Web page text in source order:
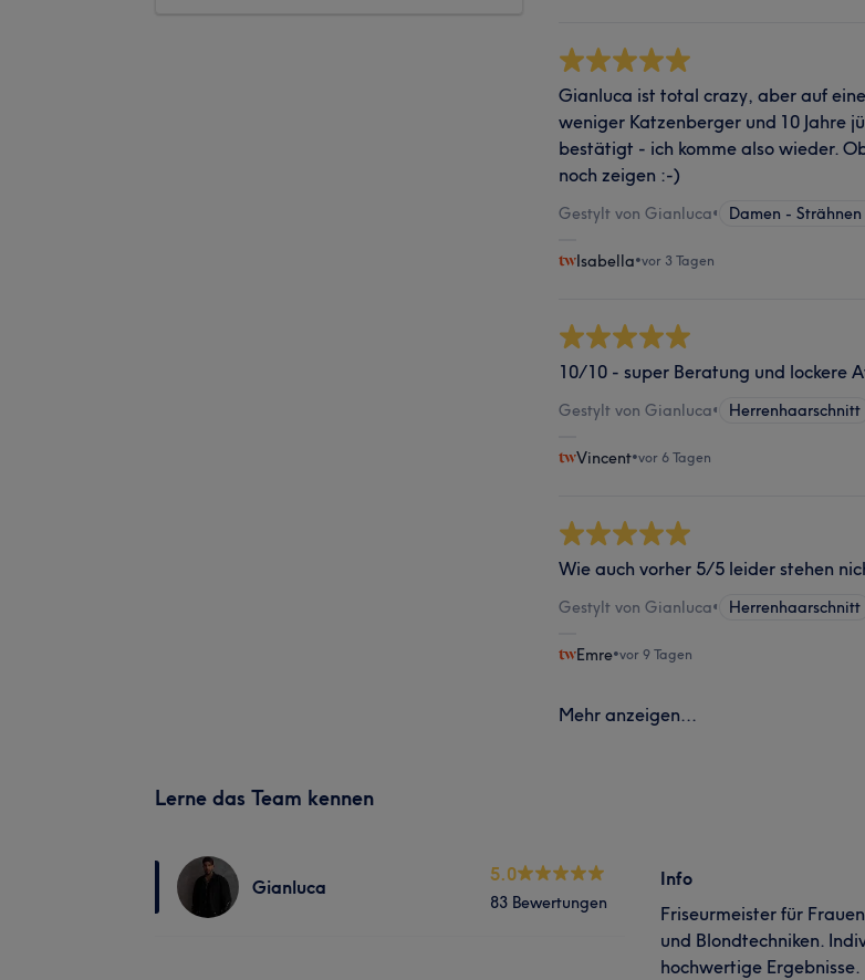
Gianluca ist total crazy, aber auf
weniger Katzenberger und 10 Jahre
bestätigt - ich komme also wieder.
noch zeigen :-)
Gestylt von Gianluca• Damen -
Isabella•vor 3 Tagen
10/10 - super Beratung und lockere
Gestylt von Gianluca• Herrenhaarschnitt
Vincent•vor 6 Tagen
Wie auch vorher 5/5 leider stehen
Gestylt von Gianluca• Herrenhaarschnitt
Emre•vor 9 Tagen
Mehr anzeigen...
Lerne das Team kennen
Gianluca
5.0
83 Bewertungen
Info
Friseurmeister für
und Blondtechniken.
hochwertige Ergebnisse.